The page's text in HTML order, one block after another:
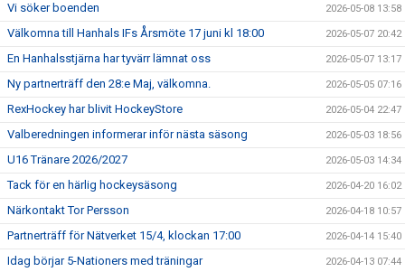
Vi söker boenden 2026-05-08 13:58
Välkomna till Hanhals IFs Årsmöte 17 juni kl 18:00 2026-05-07 20:42
En Hanhalsstjärna har tyvärr lämnat oss 2026-05-07 13:17
Ny partnerträff den 28:e Maj, välkomna. 2026-05-05 07:16
RexHockey har blivit HockeyStore 2026-05-04 22:47
Valberedningen informerar inför nästa säsong 2026-05-03 18:56
U16 Tränare 2026/2027 2026-05-03 14:34
Tack för en härlig hockeysäsong 2026-04-20 16:02
Närkontakt Tor Persson 2026-04-18 10:57
Partnerträff för Nätverket 15/4, klockan 17:00 2026-04-14 15:40
Idag börjar 5-Nationers med träningar 2026-04-13 07:44